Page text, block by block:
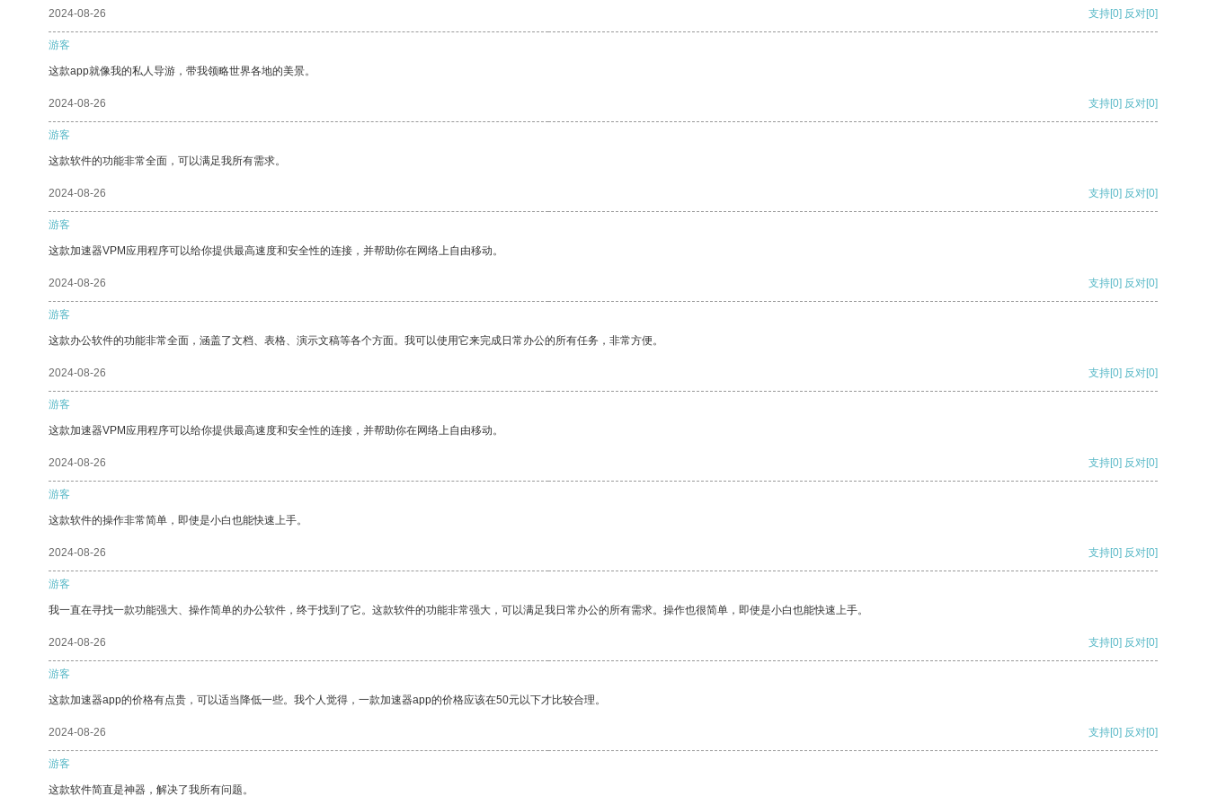
2024-08-26 支持[0] 反对[0]
游客
这款app就像我的私人导游，带我领略世界各地的美景。
2024-08-26 支持[0] 反对[0]
游客
这款软件的功能非常全面，可以满足我所有需求。
2024-08-26 支持[0] 反对[0]
游客
这款加速器VPM应用程序可以给你提供最高速度和安全性的连接，并帮助你在网络上自由移动。
2024-08-26 支持[0] 反对[0]
游客
这款办公软件的功能非常全面，涵盖了文档、表格、演示文稿等各个方面。我可以使用它来完成日常办公的所有任务，非常方便。
2024-08-26 支持[0] 反对[0]
游客
这款加速器VPM应用程序可以给你提供最高速度和安全性的连接，并帮助你在网络上自由移动。
2024-08-26 支持[0] 反对[0]
游客
这款软件的操作非常简单，即使是小白也能快速上手。
2024-08-26 支持[0] 反对[0]
游客
我一直在寻找一款功能强大、操作简单的办公软件，终于找到了它。这款软件的功能非常强大，可以满足我日常办公的所有需求。操作也很简单，即使是小白也能快速上手。
2024-08-26 支持[0] 反对[0]
游客
这款加速器app的价格有点贵，可以适当降低一些。我个人觉得，一款加速器app的价格应该在50元以下才比较合理。
2024-08-26 支持[0] 反对[0]
游客
这款软件简直是神器，解决了我所有问题。